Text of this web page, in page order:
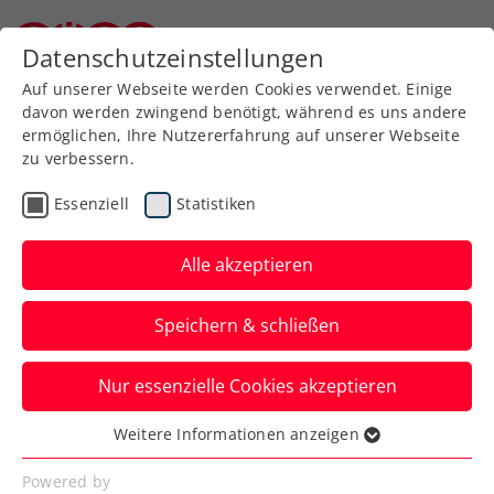
Zurück zur Newsübersicht
Kids & Jugend
Nachtrag!!! : ÖTV Kids
Lehrgang Anif
… unsere NÖTV-Kids unterwegs ...
Verfasst von: Martin Florian, 05.10.2019
Datenschutzeinstellungen
Auf unserer Webseite werden Cookies verwendet. Einige
davon werden zwingend benötigt, während es uns andere
ermöglichen, Ihre Nutzererfahrung auf unserer Webseite
zu verbessern.
Essenziell Statistiken
Alle akzeptieren
Speichern & schließen
Nur essenzielle Cookies akzeptieren
Essenziell
Essenzielle Cookies werden für grundlegende
Weitere Informationen anzeigen
Powered by